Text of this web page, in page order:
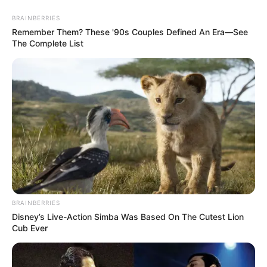
Fonte:pinterest
Nas festas infantis, os tubetes são muito usados
como lembrancinha e também como
complemento da decoração da mesa principal.
Como a tendência é decorá-los de acordo com o
tema da festa, que tal repaginá-los para as
festas juninas?
BRAINBERRIES
Remember Them? These '90s Couples Defined An Era—See
The Complete List
BRAINBERRIES
Disney’s Live-Action Simba Was Based On The Cutest Lion
Cub Ever